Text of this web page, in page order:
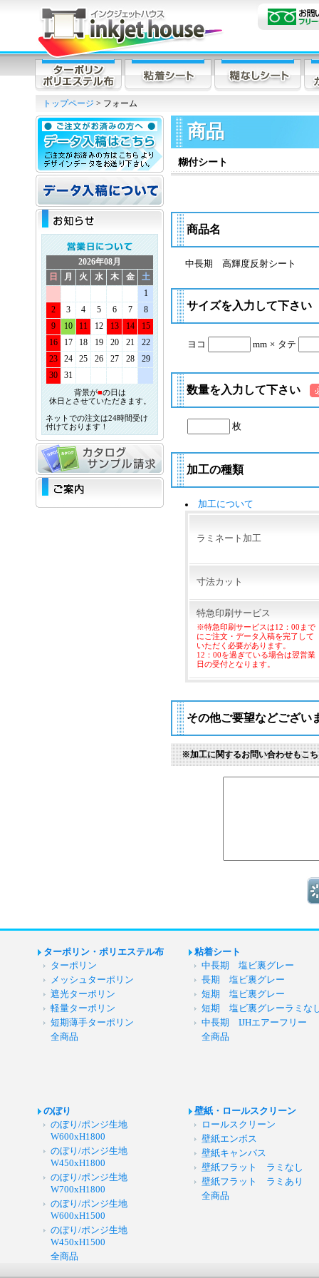
トップページ > フォーム
2026年08月
日
月 火 水 木 金
土
1
2
3 4 5 6 7
8
9
10 11 12 13 14
15
16
17 18 19 20 21
22
23
24 25 26 27 28
29
30
31
背景が■の日は
休日とさせていただきます。
ネットでの注文は24時間受け
付けております！
商品
糊付シート
商品名
中長期 高輝度反射シート
サイズを入力して下さい
ヨコ mm × タテ
数量を入力して下さい
枚
加工の種類
加工について
ラミネート加工
寸法カット
特急印刷サービス
※特急印刷サービスは12：00まで
にご注文・データ入稿を完了して
いただく必要があります。
12：00を過ぎている場合は翌営業
日の受付となります。
その他ご要望などござい
※加工に関するお問い合わせもこ
ターポリン・ポリエステル布
ターポリン
メッシュターポリン
遮光ターポリン
軽量ターポリン
短期薄手ターポリン
全商品
粘着シート
中長期 塩ビ裏グレー
長期 塩ビ裏グレー
短期 塩ビ裏グレー
短期 塩ビ裏グレーラミな
中長期 IJHエアーフリー
全商品
のぼり
のぼり/ポンジ生地
W600xH1800
のぼり/ポンジ生地
W450xH1800
のぼり/ポンジ生地
W700xH1800
のぼり/ポンジ生地
W600xH1500
のぼり/ポンジ生地
W450xH1500
全商品
壁紙・ロールスクリーン
ロールスクリーン
壁紙エンボス
壁紙キャンバス
壁紙フラット ラミなし
壁紙フラット ラミあり
全商品